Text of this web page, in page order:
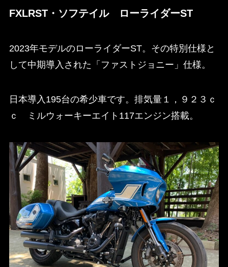
FXLRST・ソフテイル ローライダーST
2023年モデルのローライダーST。その特別仕様と
して中期導入された「ファストジョニー」仕様。
日本導入195台の希少車です。排気量１，９２３ｃ
ｃ ミルウォーキーエイト117エンジン搭載。